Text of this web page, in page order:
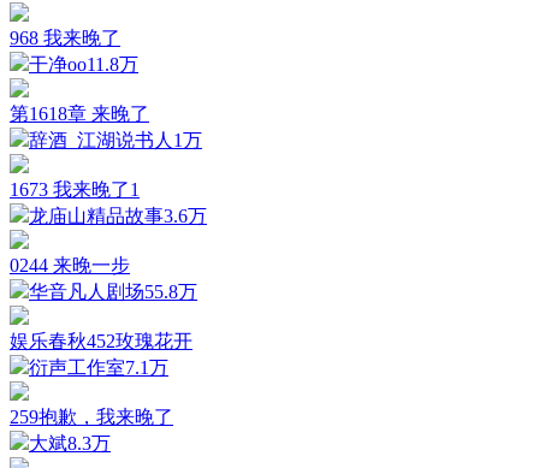
968 我来晚了
干净oo11.8万
第1618章 来晚了
辞酒_江湖说书人 1万
1673 我来晚了1
龙庙山精品故事3.6万
0244 来晚一步
华音凡人剧场55.8万
娱乐春秋452玫瑰花开
衍声工作室7.1万
259抱歉，我来晚了
大斌8.3万